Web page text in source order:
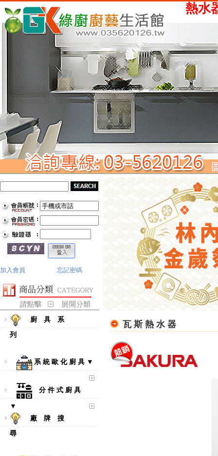
熱水器、瓦斯爐
加入會員 忘記密碼
廚 具 系
列
系 統 歐 化 廚 具 ▼
分 件 式 廚 具
▼
廠 牌 搜
尋
瓦 斯 熱 水 器